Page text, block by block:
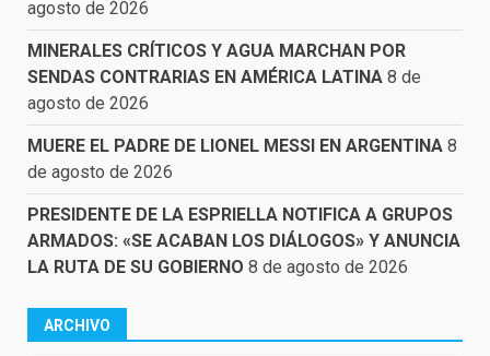
agosto de 2026
MINERALES CRÍTICOS Y AGUA MARCHAN POR
SENDAS CONTRARIAS EN AMÉRICA LATINA 8 de
agosto de 2026
MUERE EL PADRE DE LIONEL MESSI EN ARGENTINA 8
de agosto de 2026
PRESIDENTE DE LA ESPRIELLA NOTIFICA A GRUPOS
ARMADOS: «SE ACABAN LOS DIÁLOGOS» Y ANUNCIA
LA RUTA DE SU GOBIERNO 8 de agosto de 2026
ARCHIVO